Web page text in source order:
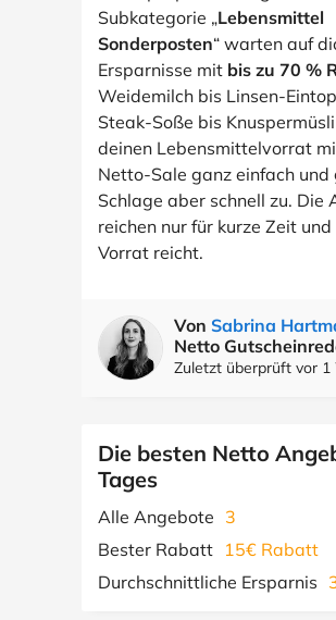
Subkategorie „Lebensmittel
Sonderposten“ warten auf
Ersparnisse mit bis zu 70 %
Weidemilch bis Linsen-
Steak-Soße bis
deinen Lebensmittelvorrat
Netto-Sale ganz einfach und
Schlage aber schnell zu. Die
reichen nur für kurze Zeit
Vorrat reicht.
Von Sabrina
Netto
Zuletzt überprüft vor 1
Die besten Netto
Tages
Alle Angebote 3
Bester Rabatt 15€ Rabatt
Durchschnittliche Ersparnis